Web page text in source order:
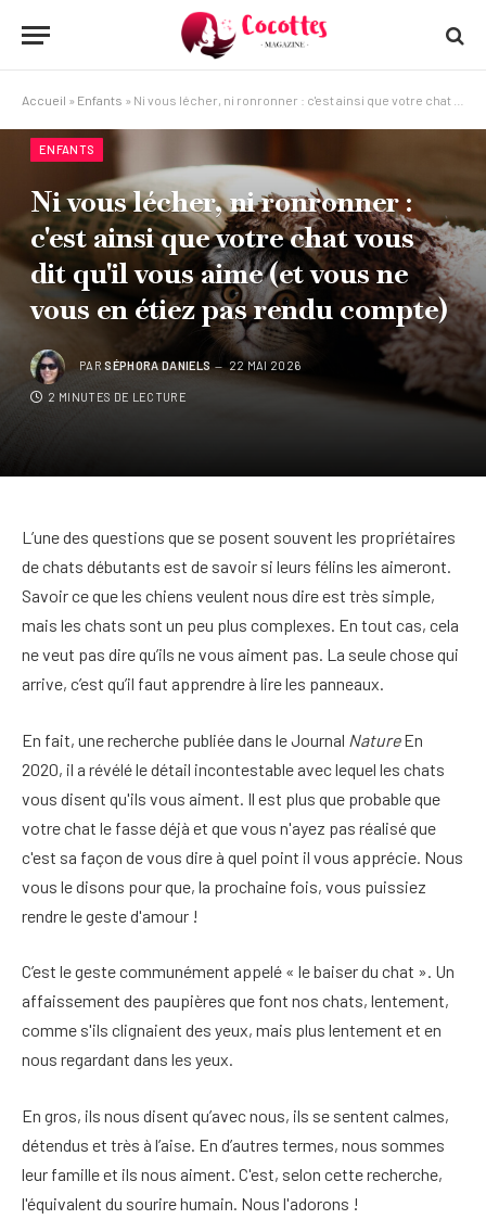
Accueil » Enfants » Ni vous lécher, ni ronronner : c'est ainsi que votre chat vous dit qu'il vous aime (et vous ne vous en étiez pas rendu compte)
ENFANTS
Ni vous lécher, ni ronronner :
c'est ainsi que votre chat vous
dit qu'il vous aime (et vous ne
vous en étiez pas rendu compte)
PAR SÉPHORA DANIELS 22 MAI 2026
2 MINUTES DE LECTURE
L’une des questions que se posent souvent les propriétaires
de chats débutants est de savoir si leurs félins les aimeront.
Savoir ce que les chiens veulent nous dire est très simple,
mais les chats sont un peu plus complexes. En tout cas, cela
ne veut pas dire qu’ils ne vous aiment pas. La seule chose qui
arrive, c’est qu’il faut apprendre à lire les panneaux.
En fait, une recherche publiée dans le Journal NatureEn
2020, il a révélé le détail incontestable avec lequel les chats
vous disent qu'ils vous aiment. Il est plus que probable que
votre chat le fasse déjà et que vous n'ayez pas réalisé que
c'est sa façon de vous dire à quel point il vous apprécie. Nous
vous le disons pour que, la prochaine fois, vous puissiez
rendre le geste d'amour !
C’est le geste communément appelé « le baiser du chat ». Un
affaissement des paupières que font nos chats, lentement,
comme s'ils clignaient des yeux, mais plus lentement et en
nous regardant dans les yeux.
En gros, ils nous disent qu’avec nous, ils se sentent calmes,
détendus et très à l’aise. En d’autres termes, nous sommes
leur famille et ils nous aiment. C'est, selon cette recherche,
l'équivalent du sourire humain. Nous l'adorons !